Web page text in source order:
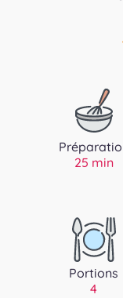
25 min
Portions
4